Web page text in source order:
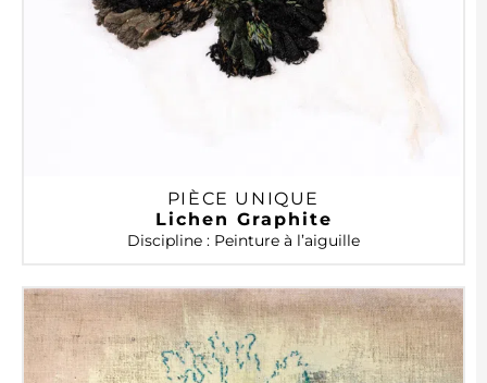
PIÈCE UNIQUE
Lichen Graphite
Discipline : Peinture à l’aiguille